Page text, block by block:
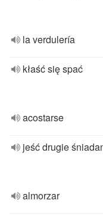
la verdulería
kłaść się spać
acostarse
jeść drugie
almorzar